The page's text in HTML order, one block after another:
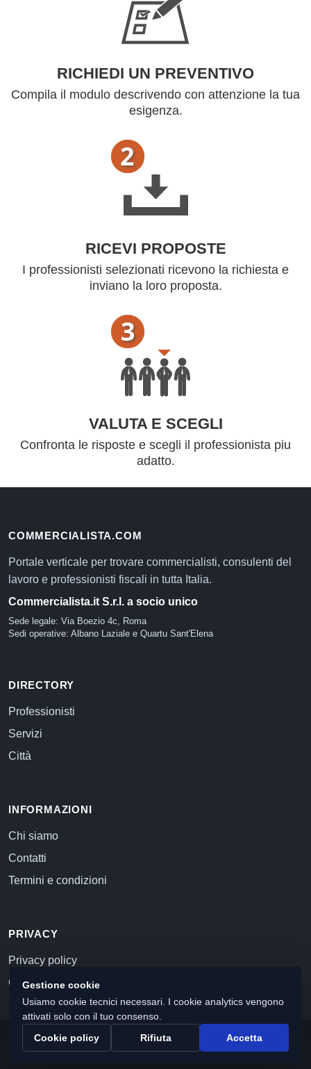
RICHIEDI UN PREVENTIVO
Compila il modulo descrivendo con attenzione la tua
esigenza.
RICEVI PROPOSTE
I professionisti selezionati ricevono la richiesta e
inviano la loro proposta.
VALUTA E SCEGLI
Confronta le risposte e scegli il professionista piu
adatto.
COMMERCIALISTA.COM
Portale verticale per trovare commercialisti, consulenti del
lavoro e professionisti fiscali in tutta Italia.
Commercialista.it S.r.l. a socio unico
Sede legale: Via Boezio 4c, Roma
Sedi operative: Albano Laziale e Quartu Sant'Elena
DIRECTORY
Professionisti
Servizi
Città
INFORMAZIONI
Chi siamo
Contatti
Termini e condizioni
PRIVACY
Privacy policy
Cookie policy
© 2026 Commercialista.com
C.F. e P.IVA 12059071006
Gestione cookie
Usiamo cookie tecnici necessari. I cookie analytics vengono
attivati solo con il tuo consenso.
Cookie policy
Rifiuta Accetta